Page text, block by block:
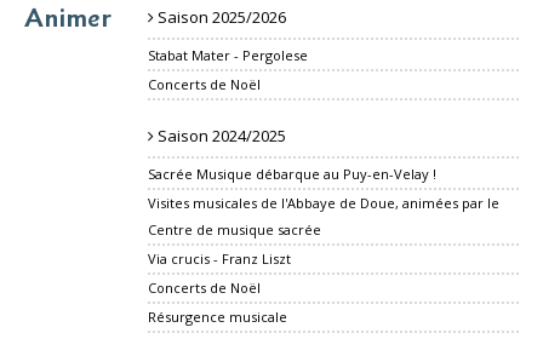
Animer Saison 2025/2026
Stabat Mater - Pergolese
Concerts de Noël
Saison 2024/2025
Sacrée Musique débarque au Puy-en-Velay !
Visites musicales de l'Abbaye de Doue, animées par le
Centre de musique sacrée
Via crucis - Franz Liszt
Concerts de Noël
Résurgence musicale